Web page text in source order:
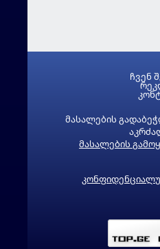
მასალების
მასალების
ჩვენ